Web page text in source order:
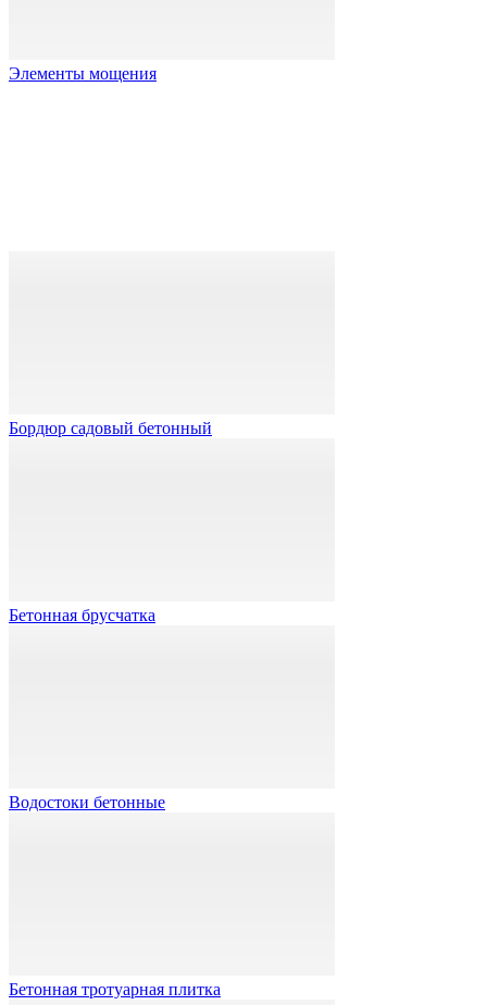
Элементы мощения
Бордюр садовый бетонный
Бетонная брусчатка
Водостоки бетонные
Бетонная тротуарная плитка